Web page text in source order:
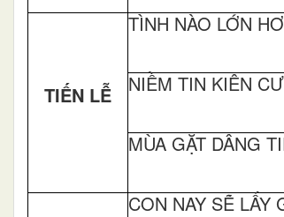
TIẾN LỄ
TÌNH NÀO LỚN
NIỀM TIN KIÊN
MÙA GẶT DÂNG
CON NAY SẼ LẤY